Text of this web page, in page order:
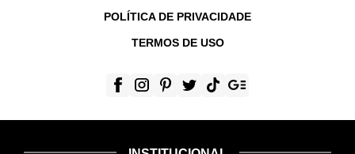
POLÍTICA DE PRIVACIDADE
TERMOS DE USO